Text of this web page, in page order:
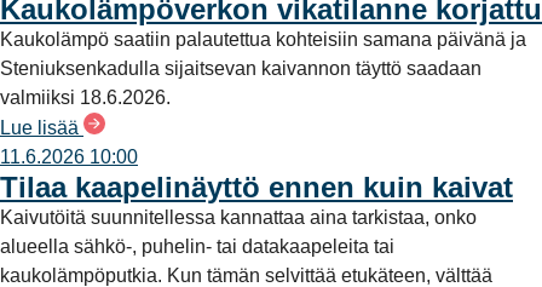
Kaukolämpöverkon vikatilanne korjattu
Kaukolämpö saatiin palautettua kohteisiin samana päivänä ja
Steniuksenkadulla sijaitsevan kaivannon täyttö saadaan
valmiiksi 18.6.2026.
Lue lisää
11.6.2026 10:00
Tilaa kaapelinäyttö ennen kuin kaivat
Kaivutöitä suunnitellessa kannattaa aina tarkistaa, onko
alueella sähkö-, puhelin- tai datakaapeleita tai
kaukolämpöputkia. Kun tämän selvittää etukäteen, välttää